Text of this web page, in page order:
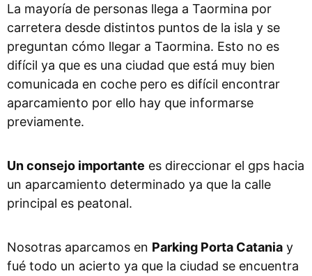
La mayoría de personas llega a Taormina por
carretera desde distintos puntos de la isla y se
preguntan cómo llegar a Taormina. Esto no es
difícil ya que es una ciudad que está muy bien
comunicada en coche pero es difícil encontrar
aparcamiento por ello hay que informarse
previamente.
Un consejo importante es direccionar el gps hacia
un aparcamiento determinado ya que la calle
principal es peatonal.
Nosotras aparcamos en Parking Porta Catania y
fué todo un acierto ya que la ciudad se encuentra